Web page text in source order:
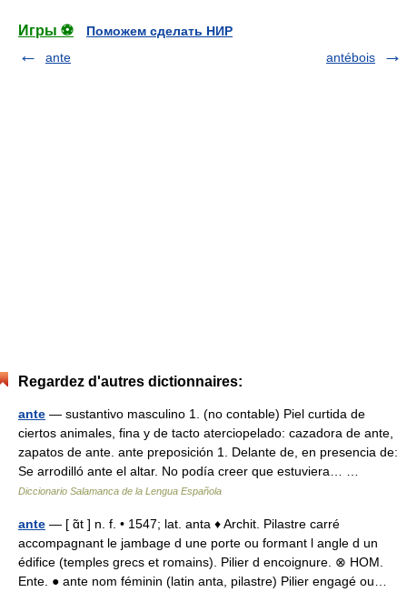
Игры ⚽
Поможем сделать НИР
ante
antébois
Regardez d'autres dictionnaires:
ante — sustantivo masculino 1. (no contable) Piel curtida de
ciertos animales, fina y de tacto aterciopelado: cazadora de ante,
zapatos de ante. ante preposición 1. Delante de, en presencia de:
Se arrodilló ante el altar. No podía creer que estuviera… …
Diccionario Salamanca de la Lengua Española
ante — [ ɑ̃t ] n. f. • 1547; lat. anta ♦ Archit. Pilastre carré
accompagnant le jambage d une porte ou formant l angle d un
édifice (temples grecs et romains). Pilier d encoignure. ⊗ HOM.
Ente. ● ante nom féminin (latin anta, pilastre) Pilier engagé ou…